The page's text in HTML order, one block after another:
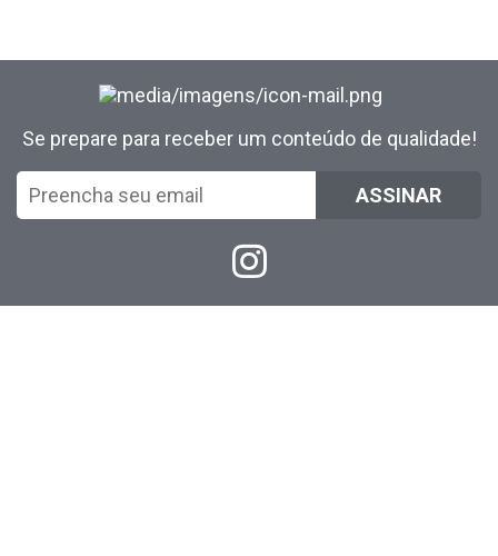
Se prepare para receber um conteúdo de qualidade!
ASSINAR